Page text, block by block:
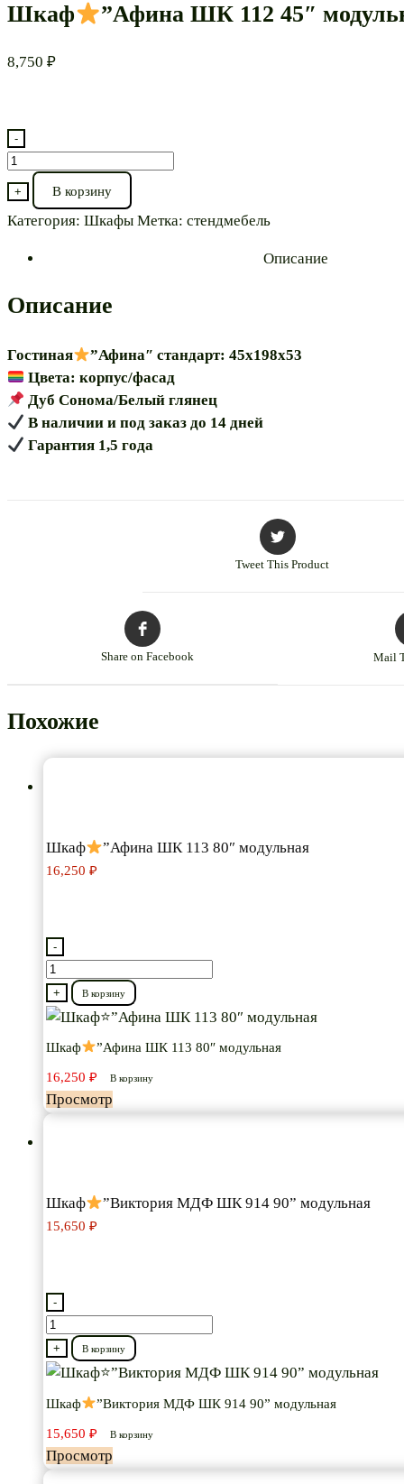
Шкаф ”Афина ШК 112 45″
8,750 ₽
-
Количество
товара
Шкаф
112
45″
+ В корзину
Категория: Шкафы Метка: стендмебель
Описание
Описание
Гостиная
”Афина″ стандарт: 45х198х53
Цвета: корпус/фасад
Дуб Сонома/Белый глянец
В наличии и под заказ до 14 дней
Гарантия 1,5 года
Tweet This Product
Share on Facebook Mail
Похожие
Шкаф ”Афина ШК 113 80″ модульная
16,250 ₽
-
Количество
товара
Шкаф
”Афина
ШК
113
+ В корзину
Шкаф ”Афина ШК 113 80″ модульная
16,250 ₽ В корзину
Просмотр
Шкаф ”Виктория МДФ ШК 914 90” модульная
15,650 ₽
-
Количество
товара
Шкаф
”Виктория
МДФ
ШК
+ В корзину
Шкаф ”Виктория МДФ ШК 914 90” модульная
15,650 ₽ В корзину
Просмотр